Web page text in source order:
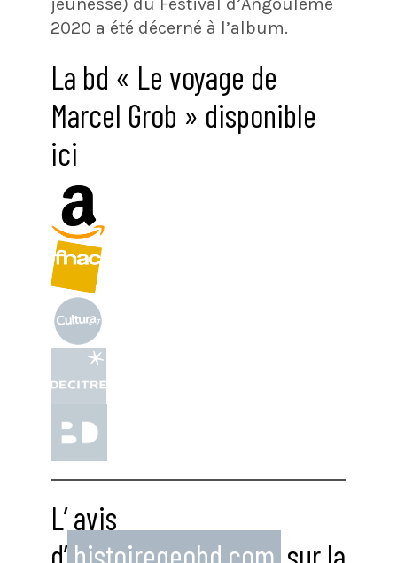
jeunesse) du Festival d’Angoulême
2020 a été décerné à l’album.
La bd « Le voyage de
Marcel Grob » disponible
ici
L’avis